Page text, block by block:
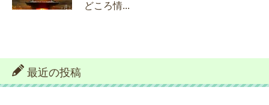
どころ情...
最近の投稿